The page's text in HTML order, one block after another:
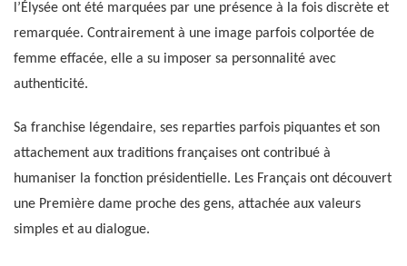
l’Élysée ont été marquées par une présence à la fois discrète et
remarquée. Contrairement à une image parfois colportée de
femme effacée, elle a su imposer sa personnalité avec
authenticité.
Sa franchise légendaire, ses reparties parfois piquantes et son
attachement aux traditions françaises ont contribué à
humaniser la fonction présidentielle. Les Français ont découvert
une Première dame proche des gens, attachée aux valeurs
simples et au dialogue.